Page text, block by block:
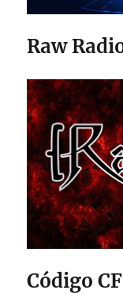
Raw
Código